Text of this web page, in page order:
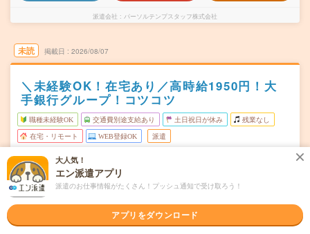
派遣会社 パーソルテンプスタッフ株式会社
未読 掲載日 2026/08/07
＼未経験OK！在宅あり／高時給1950円！大
手銀行グループ！コツコツ
職種未経験OK 交通費別途支給あり 土日祝日が休み 残業なし
在宅・リモート WEB登録OK 派遣
勤務地
東京都品川区
五反田駅から徒歩8分／大崎広小路駅から徒歩2分
曜日頻度
10:00～19:00(実働8時間 休憩1時間)
大人気！
エン派遣アプリ
派遣のお仕事情報がたくさん！プッシュ通知で受け取ろう！
アプリをダウンロード